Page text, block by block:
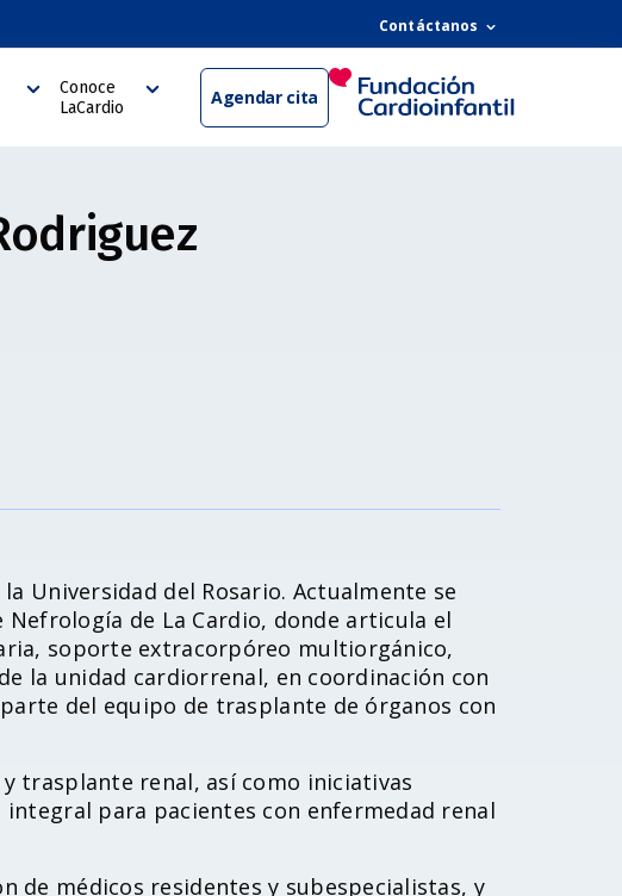
Contáctanos
Conoce
LaCardio
Agendar cita
Universidad del Rosario. Actualmente se
de La Cardio, donde articula el
soporte extracorpóreo multiorgánico,
la unidad cardiorrenal, en coordinación con
del equipo de trasplante de órganos con
trasplante renal, así como iniciativas
para pacientes con enfermedad renal
de médicos residentes y subespecialistas, y